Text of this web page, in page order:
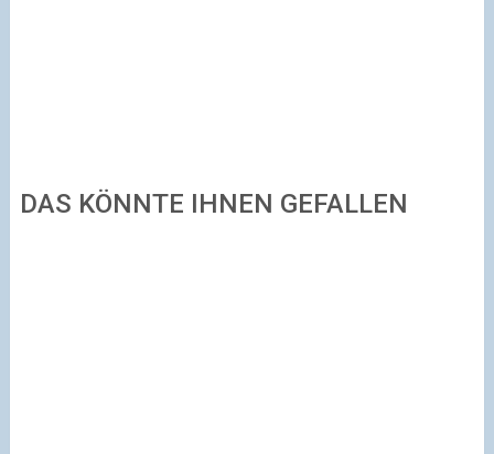
DAS KÖNNTE IHNEN GEFALLEN